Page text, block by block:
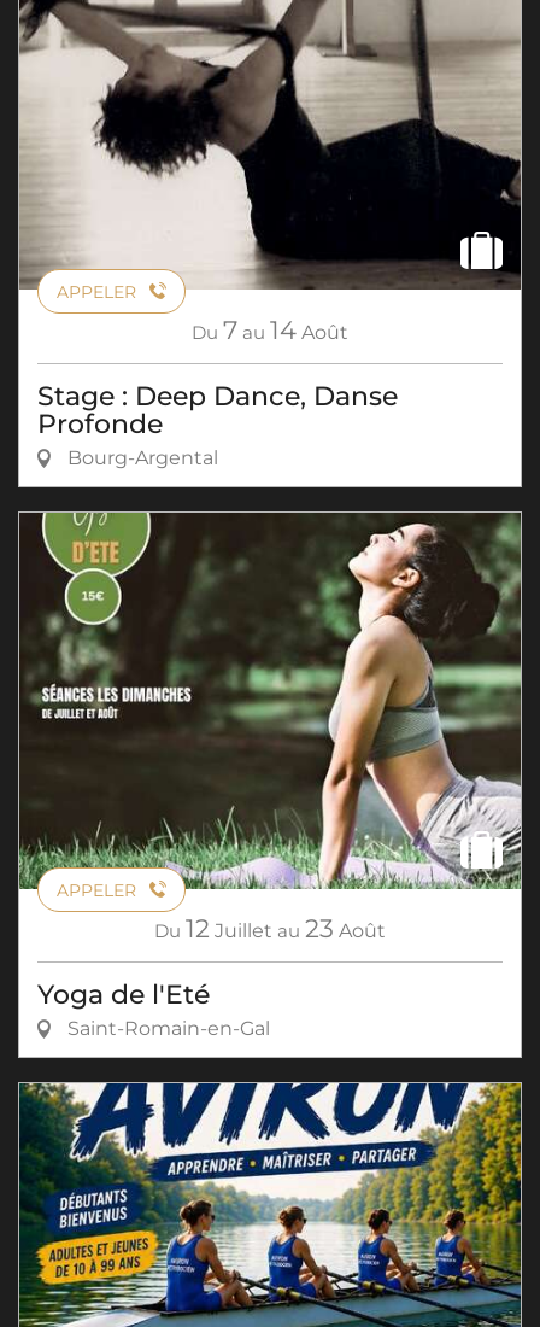
APPELER
Du 7 au 14 Août
Stage : Deep Dance, Danse
Profonde
Bourg-Argental
APPELER
Du 12 Juillet au 23 Août
Yoga de l'Eté
Saint-Romain-en-Gal